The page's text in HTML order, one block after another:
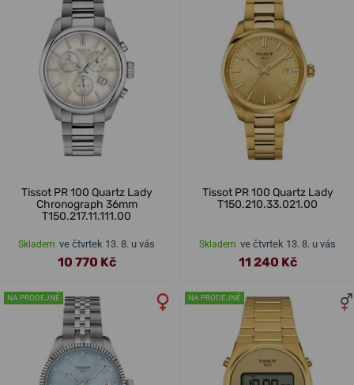
Tissot PR 100 Quartz Lady
Chronograph 36mm
T150.217.11.111.00
Skladem ve čtvrtek 13. 8. u vás
10 770 Kč
Tissot PR 100 Quartz Lady
T150.210.33.021.00
Skladem ve čtvrtek 13. 8. u vás
11 240 Kč
NA PRODEJNĚ NA PRODEJNĚ